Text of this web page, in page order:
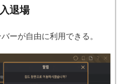
退場
ーが自由に利用できる。